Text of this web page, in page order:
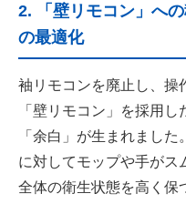
2. 「壁リモコン」へ
の最適化
袖リモコンを廃止し、操
「壁リモコン」を採用
「余白」が生まれまし
に対してモップや手がス
全体の衛生状態を高く保